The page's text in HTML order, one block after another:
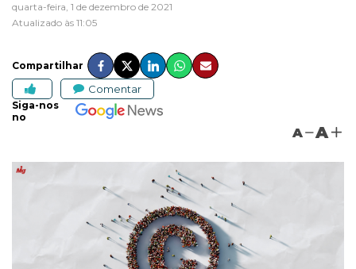
quarta-feira, 1 de dezembro de 2021
Atualizado às 11:05
Compartilhar
Comentar
Siga-nos
no
A A